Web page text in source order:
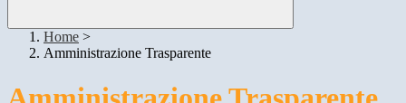
Home >
Amministrazione Trasparente